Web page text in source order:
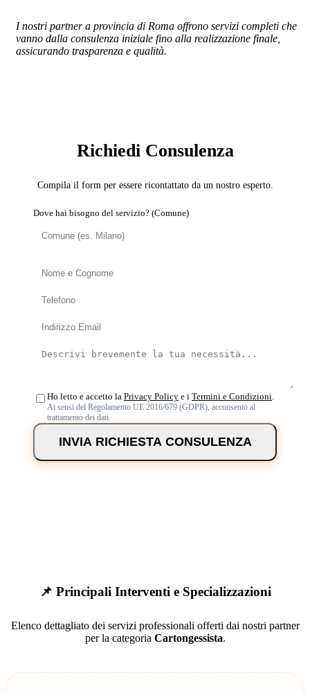
I nostri partner a provincia di Roma offrono servizi completi che
vanno dalla consulenza iniziale fino alla realizzazione finale,
assicurando trasparenza e qualità.
Richiedi Consulenza
Compila il form per essere ricontattato da un nostro esperto.
Dove hai bisogno del servizio? (Comune)
Ho letto e accetto la Privacy Policy e i Termini e Condizioni
Ai sensi del Regolamento UE 2016/679 (GDPR), acconsento al
trattamento dei dati.
INVIA RICHIESTA CONSULENZA
📌 Principali Interventi e Specializzazioni
Elenco dettagliato dei servizi professionali offerti dai nostri partner
per la categoria Cartongessista.